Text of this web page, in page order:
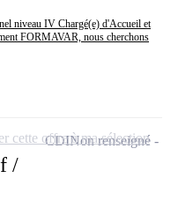
niveau IV Chargé(e) d'Accueil et
FORMAVAR, nous cherchons
/
CDINon renseigné
cette offre à ma sélection